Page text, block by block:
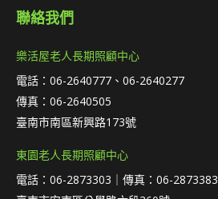
聯絡我們
樂活屋老人長期照顧中心
電話：06-2640777、06-2640277
傳真：06-2640505
臺南市南區新興路173號
東園老人長期照顧中心
電話：06-2873303｜傳真：06-2873383